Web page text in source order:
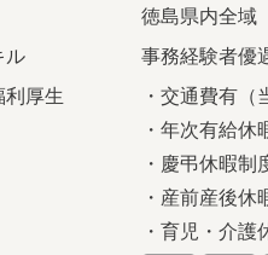
徳島県内全域
ル
事務経験者優
厚生
・交通費有（
・年次有給休
・慶弔休暇制
・産前産後休
・育児・介護